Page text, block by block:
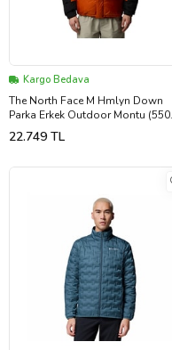
Kargo Bedava
The North Face M Hmlyn Down
Parka Erkek Outdoor Montu (550
Dolgu Kaz Tüyü) NF0A4QYX5PO1
Turuncu
22.749 TL